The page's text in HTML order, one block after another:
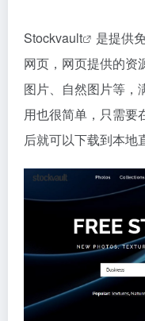
Stockvault 是提供
网页，网页提供的资
图片、自然图片等，
用也很简单，只需要
后就可以下载到本地